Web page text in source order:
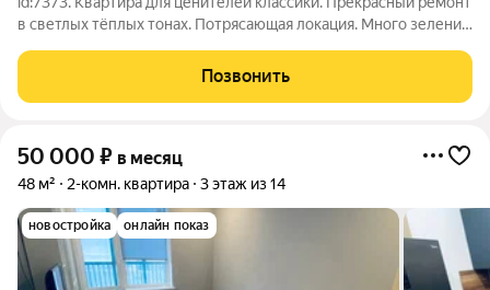
в светлых тёплых тонах. Потрясающая локация. Много зелени
сквер, абсолютно вся необходимая инфраструктура есть а
данном комплексе:
Позвонить
50 000 ₽ в месяц
48 м² 2-комн. квартира 3 этаж из 14
новостройка онлайн показ